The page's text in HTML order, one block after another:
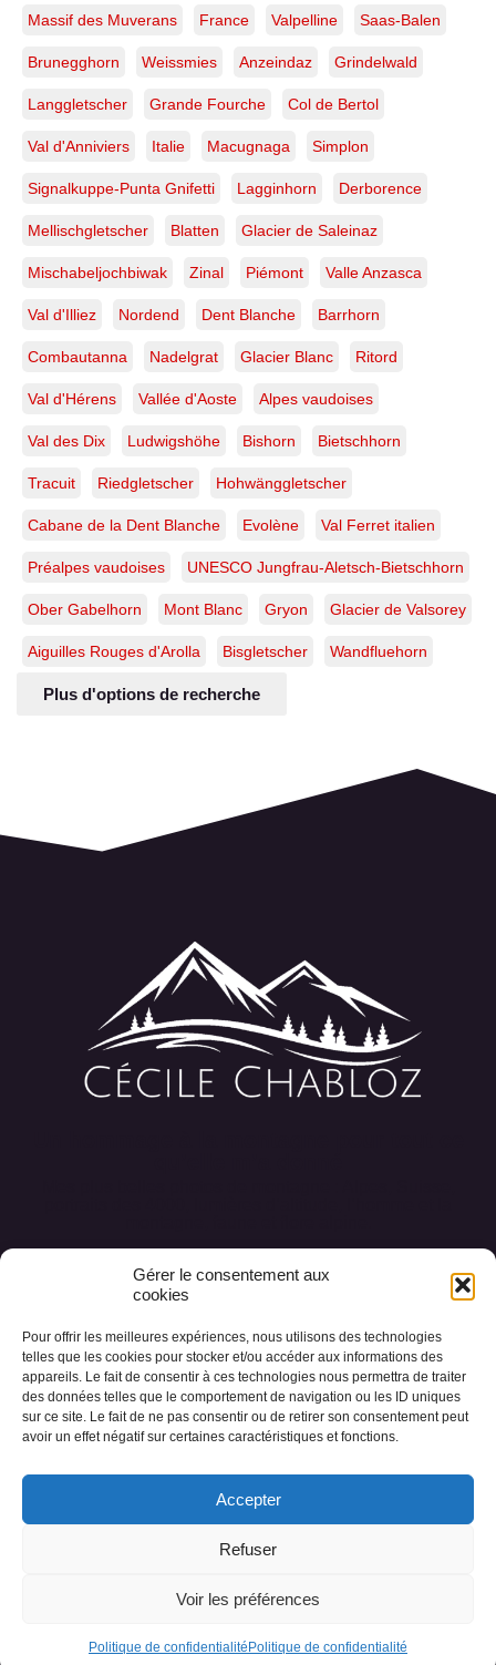
Gérer le consentement aux
cookies
Pour offrir les meilleures expériences, nous utilisons des technologies
telles que les cookies pour stocker et/ou accéder aux informations des
appareils. Le fait de consentir à ces technologies nous permettra de traiter
des données telles que le comportement de navigation ou les ID uniques
sur ce site. Le fait de ne pas consentir ou de retirer son consentement peut
avoir un effet négatif sur certaines caractéristiques et fonctions.
Accepter
Refuser
Voir les préférences
Politique de confidentialité Politique de confidentialité
Massif des Muverans France Valpelline Saas-Balen
Brunegghorn Weissmies Anzeindaz Grindelwald
Langgletscher Grande Fourche Col de Bertol
Val d'Anniviers Italie Macugnaga Simplon
Signalkuppe-Punta Gnifetti Lagginhorn Derborence
Mellischgletscher Blatten Glacier de Saleinaz
Mischabeljochbiwak Zinal Piémont Valle Anzasca
Val d'Illiez Nordend Dent Blanche Barrhorn
Combautanna Nadelgrat Glacier Blanc Ritord
Val d'Hérens Vallée d'Aoste Alpes vaudoises
Val des Dix Ludwigshöhe Bishorn Bietschhorn
Tracuit Riedgletscher Hohwänggletscher
Cabane de la Dent Blanche Evolène Val Ferret italien
Préalpes vaudoises UNESCO Jungfrau-Aletsch-Bietschhorn
Ober Gabelhorn Mont Blanc Gryon Glacier de Valsorey
Aiguilles Rouges d'Arolla Bisgletscher Wandfluehorn
Plus d'options de recherche
Accueil Conception des œuvres
Les collections Photos des Alpes A propos
Livre d’or Contact
confidentialité| Conditions générales
Développement : diamsmedia.ch